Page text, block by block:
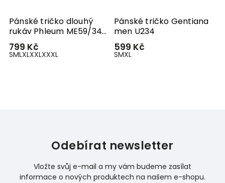
Pánské tričko dlouhý
rukáv Phleum ME59/34-
2509
799 Kč
SMLXLXXLXXXL
Pánské tričko Gentiana
men U234
599 Kč
SMXL
Odebírat newsletter
Vložte svůj e-mail a my vám budeme zasílat
informace o nových produktech na našem e-shopu.